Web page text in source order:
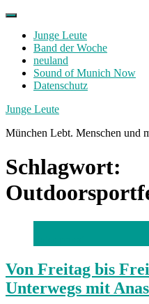
Skip
contentJunge Leute
Band der Woche
neuland
Sound of Munich Now
Datenschutz
Facebook
Twitter
Instagram
Junge Leute
München Lebt. Menschen und
Schlagwort:
Von Freitag bis
Unterwegs mit